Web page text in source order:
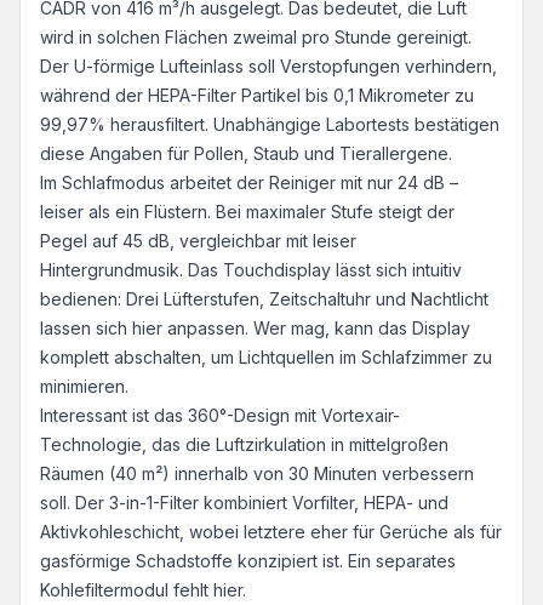
CADR von 416 m³/h ausgelegt. Das bedeutet, die Luft
wird in solchen Flächen zweimal pro Stunde gereinigt.
Der U-förmige Lufteinlass soll Verstopfungen verhindern,
während der HEPA-Filter Partikel bis 0,1 Mikrometer zu
99,97% herausfiltert. Unabhängige Labortests bestätigen
diese Angaben für Pollen, Staub und Tierallergene.
Im Schlafmodus arbeitet der Reiniger mit nur 24 dB –
leiser als ein Flüstern. Bei maximaler Stufe steigt der
Pegel auf 45 dB, vergleichbar mit leiser
Hintergrundmusik. Das Touchdisplay lässt sich intuitiv
bedienen: Drei Lüfterstufen, Zeitschaltuhr und Nachtlicht
lassen sich hier anpassen. Wer mag, kann das Display
komplett abschalten, um Lichtquellen im Schlafzimmer zu
minimieren.
Interessant ist das 360°-Design mit Vortexair-
Technologie, das die Luftzirkulation in mittelgroßen
Räumen (40 m²) innerhalb von 30 Minuten verbessern
soll. Der 3-in-1-Filter kombiniert Vorfilter, HEPA- und
Aktivkohleschicht, wobei letztere eher für Gerüche als für
gasförmige Schadstoffe konzipiert ist. Ein separates
Kohlefiltermodul fehlt hier.